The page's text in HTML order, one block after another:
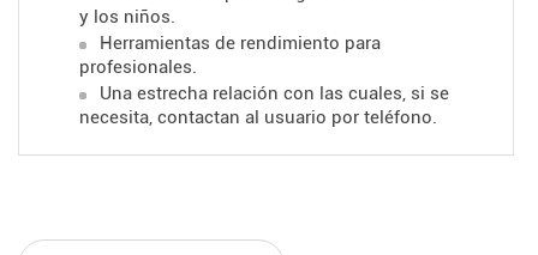
y los niños.
Herramientas de rendimiento para
profesionales.
Una estrecha relación con las cuales, si se
necesita, contactan al usuario por teléfono.